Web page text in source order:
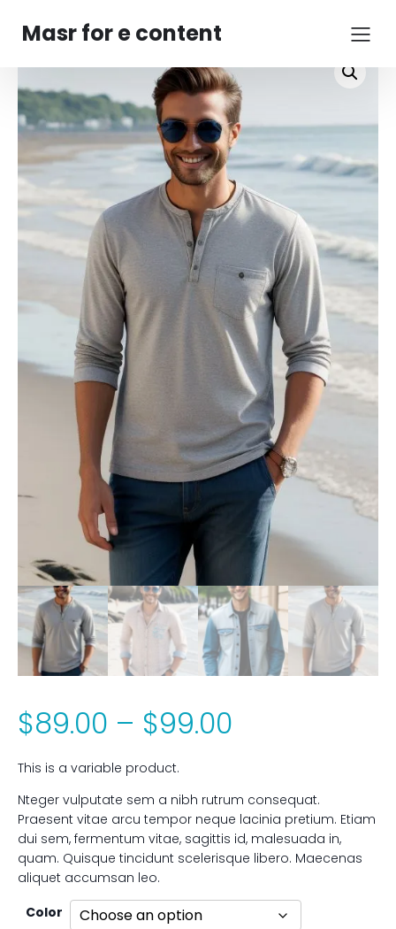
Masr for e content
$89.00 – $99.00
$89.00
through
$99.00
This is a variable product.
Nteger vulputate sem a nibh rutrum consequat.
Praesent vitae arcu tempor neque lacinia pretium. Etiam
dui sem, fermentum vitae, sagittis id, malesuada in,
quam. Quisque tincidunt scelerisque libero. Maecenas
aliquet accumsan leo.
Color